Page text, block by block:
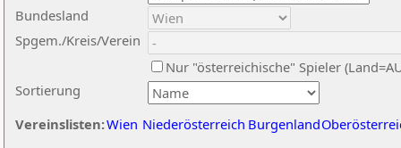
Sortierung
Bundesland
Spgem./Kreis/Verein
Nur "österreichische" Spieler
Vereinslisten:Wien Niederösterreich Burgenland